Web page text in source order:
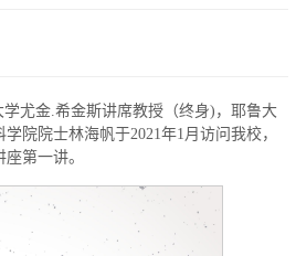
尤金.希金斯讲席教授（终身)，耶鲁大
院院士林海帆于2021年1月访问我校，
第一讲。